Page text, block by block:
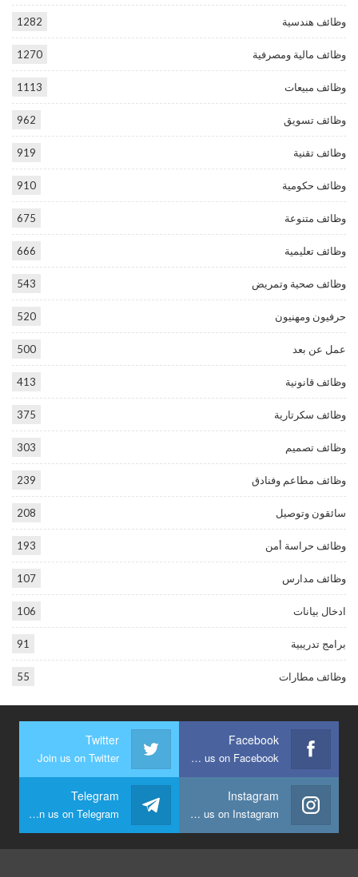
وظائف هندسية 1282
وظائف مالية ومصرفية 1270
وظائف مبيعات 1113
وظائف تسويق 962
وظائف تقنية 919
وظائف حكومية 910
وظائف متنوعة 675
وظائف تعليمية 666
وظائف صحية وتمريض 543
حرفيون ومهنيون 520
عمل عن بعد 500
وظائف قانونية 413
وظائف سكرتارية 375
وظائف تصميم 303
وظائف مطاعم وفنادق 239
سائقون وتوصيل 208
وظائف حراسة أمن 193
وظائف مدارس 107
ادخال بيانات 106
برامج تدريبية 91
وظائف مطارات 55
Facebook
Join us on Facebook
Twitter
Join us on Twitter
Instagram
Join us on Instagram
Telegram
Join us on Telegram